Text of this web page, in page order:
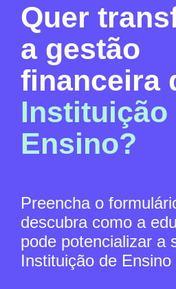
Quer
a gestão
financeira
Instituição
Ensino?
Preencha o
descubra como a
pode potencializar a
Instituição de Ensino